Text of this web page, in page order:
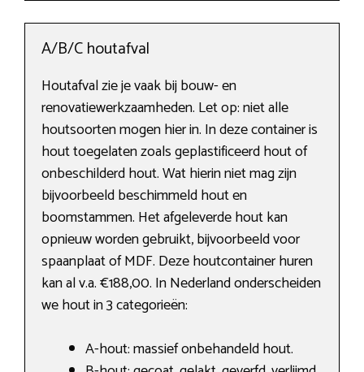
A/B/C houtafval
Houtafval zie je vaak bij bouw- en
renovatiewerkzaamheden. Let op: niet alle
houtsoorten mogen hier in. In deze container is
hout toegelaten zoals geplastificeerd hout of
onbeschilderd hout. Wat hierin niet mag zijn
bijvoorbeeld beschimmeld hout en
boomstammen. Het afgeleverde hout kan
opnieuw worden gebruikt, bijvoorbeeld voor
spaanplaat of MDF. Deze houtcontainer huren
kan al v.a. €188,00. In Nederland onderscheiden
we hout in 3 categorieën:
A-hout: massief onbehandeld hout.